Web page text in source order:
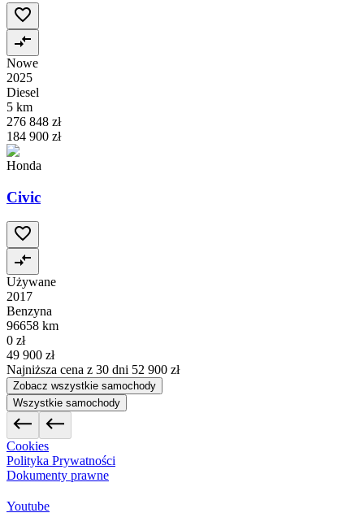
Nowe
2025
Diesel
5 km
276 848 zł
184 900 zł
Honda
Civic
Używane
2017
Benzyna
96658 km
0 zł
49 900 zł
Najniższa cena z 30 dni 52 900 zł
Zobacz wszystkie samochody
Wszystkie samochody
Cookies
Polityka Prywatności
Dokumenty prawne
Youtube